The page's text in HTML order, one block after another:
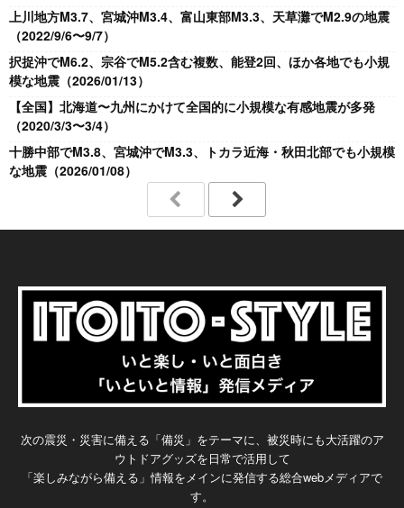
上川地方M3.7、宮城沖M3.4、富山東部M3.3、天草灘でM2.9の地震
（2022/9/6〜9/7）
択捉沖でM6.2、宗谷でM5.2含む複数、能登2回、ほか各地でも小規
模な地震（2026/01/13）
【全国】北海道〜九州にかけて全国的に小規模な有感地震が多発
（2020/3/3〜3/4）
十勝中部でM3.8、宮城沖でM3.3、トカラ近海・秋田北部でも小規模
な地震（2026/01/08）
次の震災・災害に備える「備災」をテーマに、被災時にも大活躍のア
ウトドアグッズを日常で活用して
「楽しみながら備える」情報をメインに発信する総合webメディアで
す。